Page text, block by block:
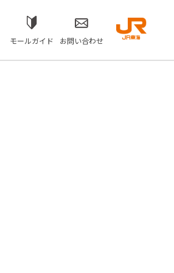
モールガイド お問い合わせ